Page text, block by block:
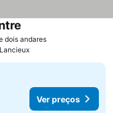
dois andares
Ver preços